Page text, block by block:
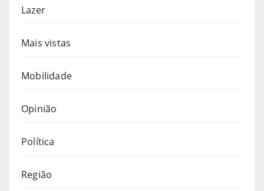
Lazer
Mais vistas
Mobilidade
Opinião
Política
Região